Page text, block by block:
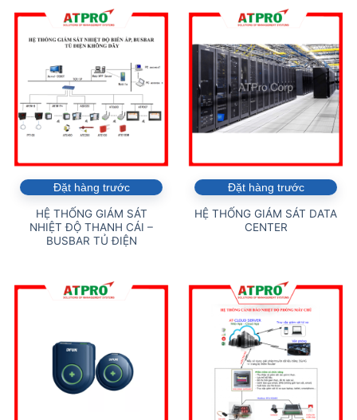
Đặt hàng trước
HỆ THỐNG GIÁM SÁT
NHIỆT ĐỘ THANH CÁI –
BUSBAR TỦ ĐIỆN
Đặt hàng trước
HỆ THỐNG GIÁM SÁT DATA
CENTER